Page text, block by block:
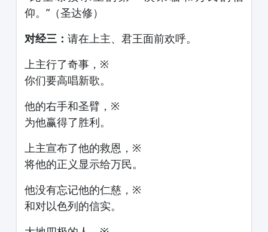
仰。”（圣达修）
对经三： 请在上主、君王面前欢呼。
上主行了奇事，※
你们要高唱新歌。
他的右手和圣臂，※
为他赢得了胜利。
上主宣布了他的救恩，※
将他的正义显示给万民。
他没有忘记他的仁慈，※
和对以色列的信实。